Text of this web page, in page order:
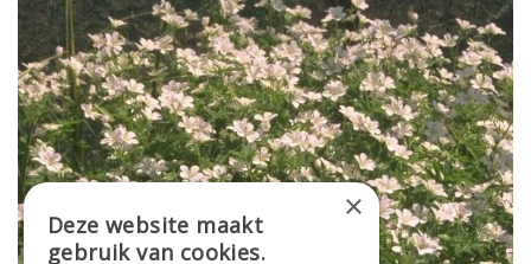
×
Deze website maakt
gebruik van cookies.